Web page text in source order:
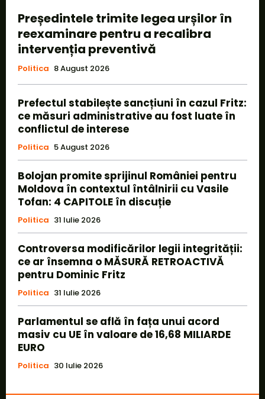
Președintele trimite legea urșilor în
reexaminare pentru a recalibra
intervenția preventivă
Politica 8 August 2026
Prefectul stabilește sancțiuni în cazul Fritz:
ce măsuri administrative au fost luate în
conflictul de interese
Politica 5 August 2026
Bolojan promite sprijinul României pentru
Moldova în contextul întâlnirii cu Vasile
Tofan: 4 CAPITOLE în discuție
Politica 31 Iulie 2026
Controversa modificărilor legii integrității:
ce ar însemna o MĂSURĂ RETROACTIVĂ
pentru Dominic Fritz
Politica 31 Iulie 2026
Parlamentul se află în fața unui acord
masiv cu UE în valoare de 16,68 MILIARDE
EURO
Politica 30 Iulie 2026